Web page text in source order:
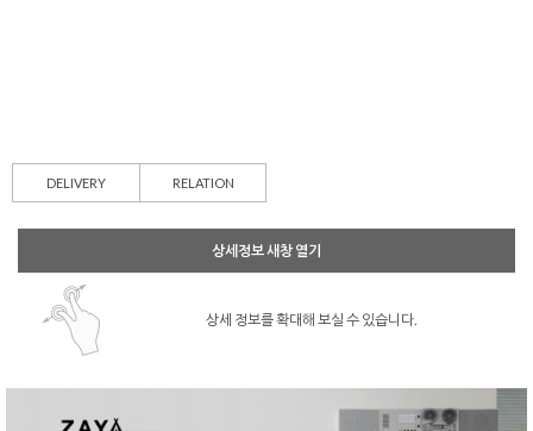
DELIVERY RELATION
상세정보 새창 열기
상세 정보를 확대해 보실 수 있습니다.